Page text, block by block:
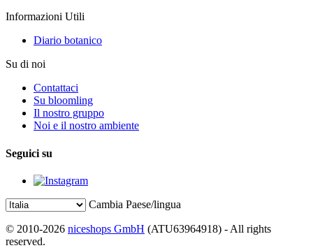
Informazioni Utili
Diario botanico
Su di noi
Contattaci
Su bloomling
Il nostro gruppo
Noi e il nostro ambiente
Seguici su
Cambia Paese/lingua
© 2010-2026 niceshops GmbH (ATU63964918) - All rights
reserved.